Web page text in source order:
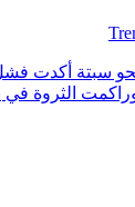
سبتة أكدت
الثروة في